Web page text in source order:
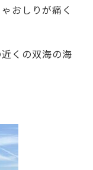
おしりが痛く
くの双海の海